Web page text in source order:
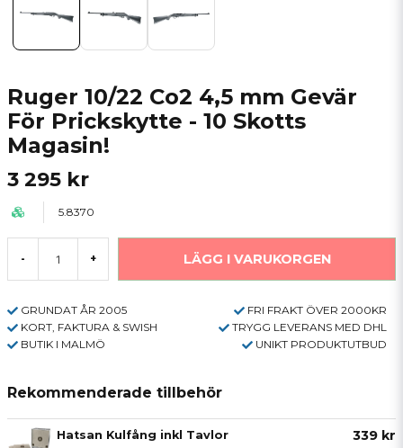
Ruger 10/22 Co2 4,5 mm Gevär
För Prickskytte - 10 Skotts
Magasin!
3 295 kr
5.8370
- + LÄGG I VARUKORGEN
GRUNDAT ÅR 2005
FRI FRAKT ÖVER 2000KR
KORT, FAKTURA & SWISH
TRYGG LEVERANS MED DHL
BUTIK I MALMÖ
UNIKT PRODUKTUTBUD
Rekommenderade tillbehör
Hatsan Kulfång inkl Tavlor 339 kr